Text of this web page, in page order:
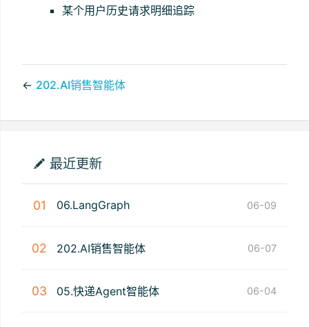
某个用户历史请求明细追踪
← 202.AI销售智能体
最近更新
01 06.LangGraph 06-09
02 202.AI销售智能体 06-07
03 05.快递Agent智能体 06-04